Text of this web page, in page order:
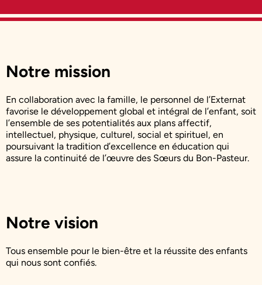
Notre mission
En collaboration avec la famille, le personnel de l’Externat
favorise le développement global et intégral de l’enfant, soit
l’ensemble de ses potentialités aux plans affectif,
intellectuel, physique, culturel, social et spirituel, en
poursuivant la tradition d’excellence en éducation qui
assure la continuité de l’œuvre des Sœurs du Bon-Pasteur.
Notre vision
Tous ensemble pour le bien-être et la réussite des enfants
qui nous sont confiés.